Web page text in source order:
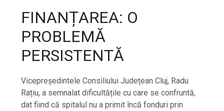
FINANȚAREA: O
PROBLEMĂ
PERSISTENTĂ
Vicepreședintele Consiliului Județean Cluj, Radu
Rațiu, a semnalat dificultățile cu care se confruntă,
dat fiind că spitalul nu a primit încă fonduri prin